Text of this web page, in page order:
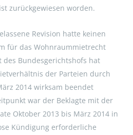
zurückgewiesen worden.
Revision hatte keinen
für das Wohnraummietrecht
des Bundesgerichtshofs hat
der Parteien durch
2014 wirksam beendet
war der Beklagte mit der
Oktober 2013 bis März 2014 in
Kündigung erforderliche